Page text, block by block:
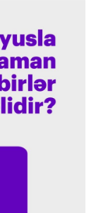
mənim